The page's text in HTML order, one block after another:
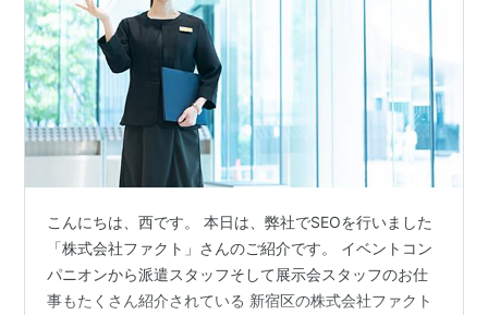
こんにちは、西です。 本日は、弊社でSEOを行いました
「株式会社ファクト」さんのご紹介です。 イベントコン
パニオンから派遣スタッフそして展示会スタッフのお仕
事もたくさん紹介されている 新宿区の株式会社ファクト